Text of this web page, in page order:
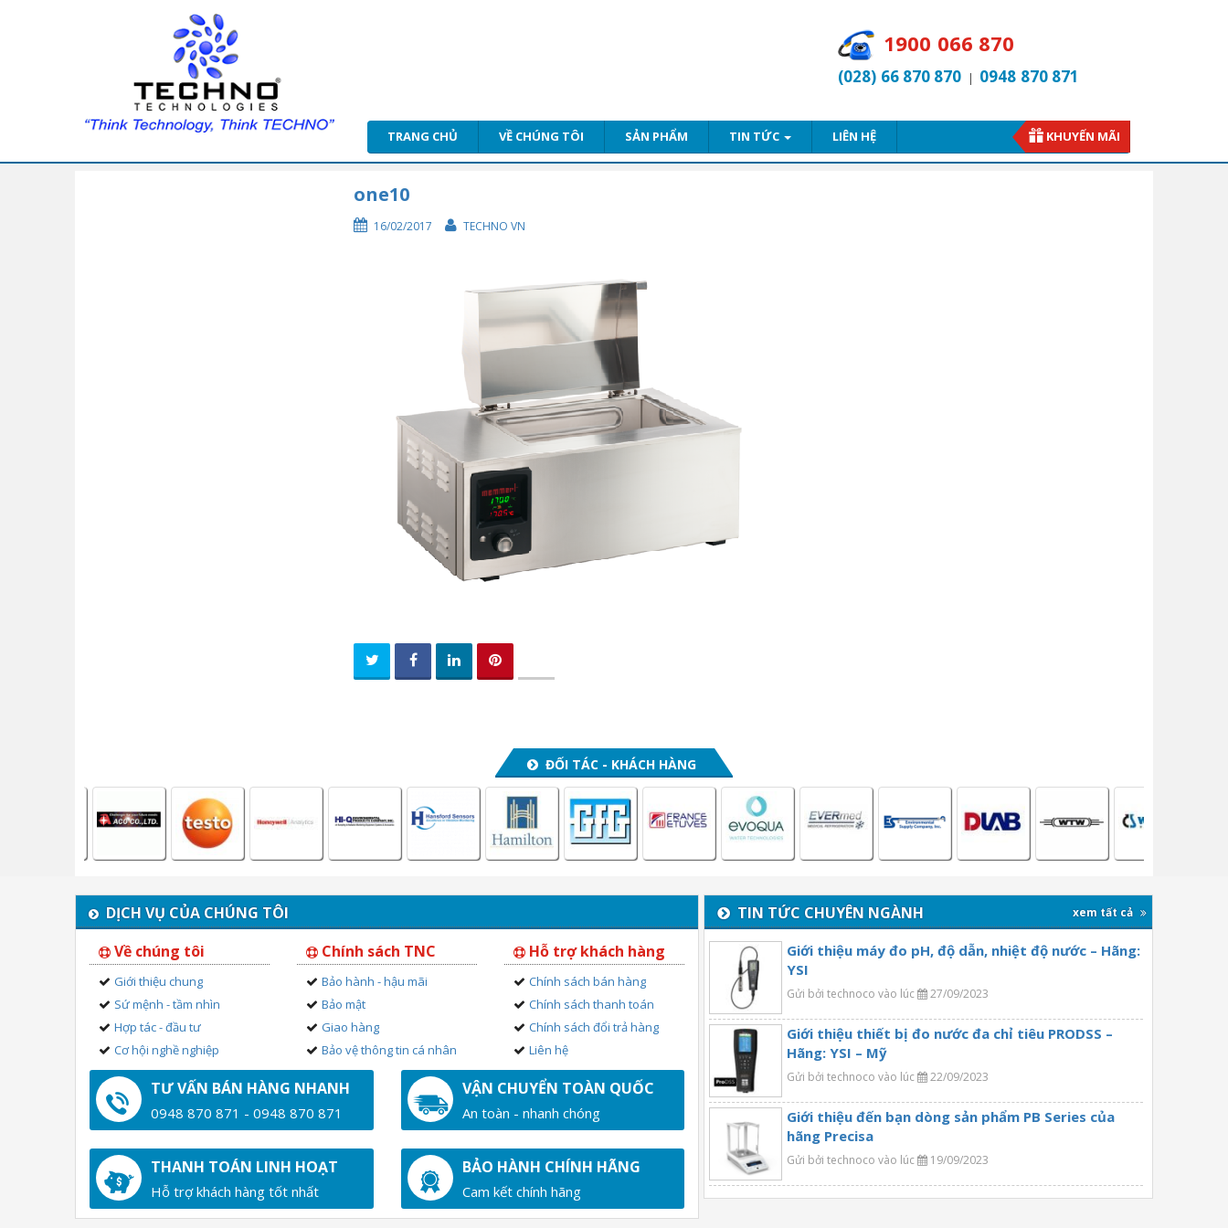
1900 066 870
(028) 66 870 870 | 0948 870 871
TRANG CHỦ VỀ CHÚNG TÔI SẢN PHẨM TIN TỨC LIÊN HỆ KHUYẾN MÃI
one10
16/02/2017 TECHNO VN
ĐỐI TÁC - KHÁCH HÀNG
DỊCH VỤ CỦA CHÚNG TÔI
Về chúng tôi
Giới thiệu chung
Sứ mệnh - tầm nhìn
Hợp tác - đầu tư
Cơ hội nghề nghiệp
Chính sách TNC
Bảo hành - hậu mãi
Bảo mật
Giao hàng
Bảo vệ thông tin cá nhân
Hỗ trợ khách hàng
Chính sách bán hàng
Chính sách thanh toán
Chính sách đổi trả hàng
Liên hệ
TƯ VẤN BÁN HÀNG NHANH
0948 870 871 - 0948 870 871
VẬN CHUYỂN TOÀN QUỐC
An toàn - nhanh chóng
THANH TOÁN LINH HOẠT
Hỗ trợ khách hàng tốt nhất
BẢO HÀNH CHÍNH HÃNG
Cam kết chính hãng
TIN TỨC CHUYÊN NGÀNH xem tất cả
Giới thiệu máy đo pH, độ dẫn, nhiệt độ nước – Hãng:
YSI
Gửi bởi technoco vào lúc 27/09/2023
Giới thiệu thiết bị đo nước đa chỉ tiêu PRODSS –
Hãng: YSI – Mỹ
Gửi bởi technoco vào lúc 22/09/2023
Giới thiệu đến bạn dòng sản phẩm PB Series của
hãng Precisa
Gửi bởi technoco vào lúc 19/09/2023